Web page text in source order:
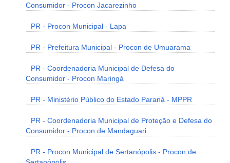
Consumidor - Procon Jacarezinho
PR - Procon Municipal - Lapa
PR - Prefeitura Municipal - Procon de Umuarama
PR - Coordenadoria Municipal de Defesa do
Consumidor - Procon Maringá
PR - Ministério Público do Estado Paraná - MPPR
PR - Coordenadoria Municipal de Proteção e Defesa do
Consumidor - Procon de Mandaguari
PR - Procon Municipal de Sertanópolis - Procon de